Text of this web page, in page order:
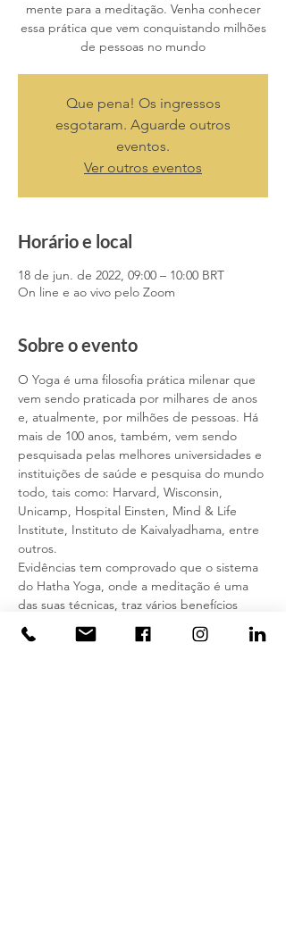
mente para a meditação. Venha conhecer
essa prática que vem conquistando milhões
de pessoas no mundo
Que pena! Os ingressos
esgotaram. Aguarde outros
eventos.
Ver outros eventos
Horário e local
18 de jun. de 2022, 09:00 – 10:00 BRT
On line e ao vivo pelo Zoom
Sobre o evento
O Yoga é uma filosofia prática milenar que
vem sendo praticada por milhares de anos
e, atualmente, por milhões de pessoas. Há
mais de 100 anos, também, vem sendo
pesquisada pelas melhores universidades e
instituições de saúde e pesquisa do mundo
todo, tais como: Harvard, Wisconsin,
Unicamp, Hospital Einsten, Mind & Life
Institute, Instituto de Kaivalyadhama, entre
outros.
Evidências tem comprovado que o sistema
do Hatha Yoga, onde a meditação é uma
das suas técnicas, traz vários benefícios
psicofísicos, tais como:
Aumenta a atenção